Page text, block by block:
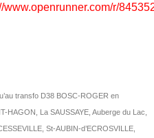
www.openrunner.com/r/
transfo D38 BOSC-ROGER en
HAGON, La SAUSSAYE, Auberge du Lac,
St-AUBIN-d’ECROSVILLE,